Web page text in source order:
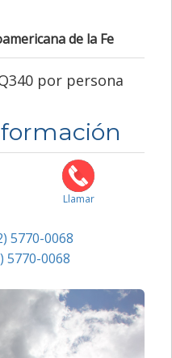
de la Fe
por persona
Llamar
5770-0068
5770-0068